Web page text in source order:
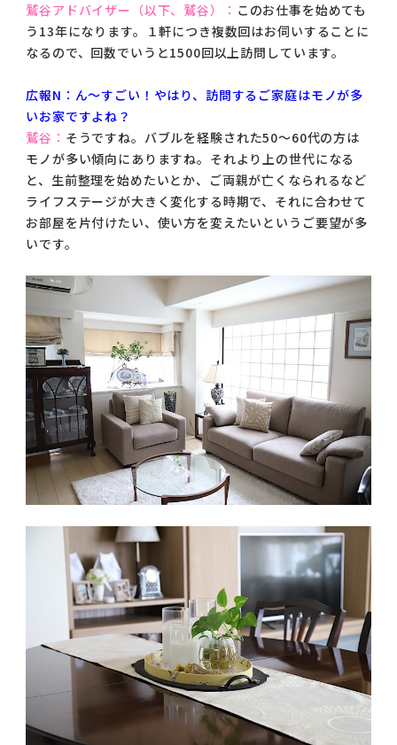
鷲谷アドバイザー（以下、鷲谷）： このお仕事を始めても
う13年になります。１軒につき複数回はお伺いすることに
なるので、回数でいうと1500回以上訪問しています。
広報N：ん〜すごい！やはり、訪問するご家庭はモノが多
いお家ですよね？
鷲谷： そうですね。バブルを経験された50〜60代の方は
モノが多い傾向にありますね。それより上の世代になる
と、生前整理を始めたいとか、ご両親が亡くなられるなど
ライフステージが大きく変化する時期で、それに合わせて
お部屋を片付けたい、使い方を変えたいというご要望が多
いです。